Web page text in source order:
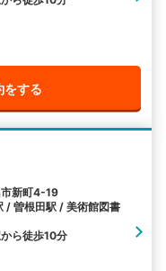
をする
新町4-19
/ 曽根田駅 / 美術館図書
ら徒歩10分